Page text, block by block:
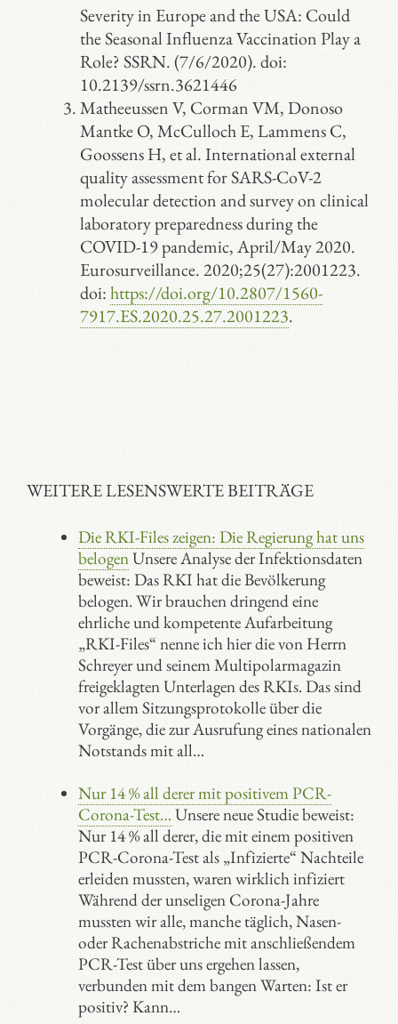
Severity in Europe and the USA: Could
the Seasonal Influenza Vaccination Play a
Role? SSRN. (7/6/2020). doi:
10.2139/ssrn.3621446
Matheeussen V, Corman VM, Donoso
Mantke O, McCulloch E, Lammens C,
Goossens H, et al. International external
quality assessment for SARS-CoV-2
molecular detection and survey on clinical
laboratory preparedness during the
COVID-19 pandemic, April/May 2020.
Eurosurveillance. 2020;25(27):2001223.
doi:https://doi.org/10.2807/1560-
7917.ES.2020.25.27.2001223.
WEITERE LESENSWERTE BEITRÄGE
Die RKI-Files zeigen: Die Regierung hat uns
belogenUnsere Analyse der Infektionsdaten
beweist: Das RKI hat die Bevölkerung
belogen. Wir brauchen dringend eine
ehrliche und kompetente Aufarbeitung
„RKI-Files“ nenne ich hier die von Herrn
Schreyer und seinem Multipolarmagazin
freigeklagten Unterlagen des RKIs. Das sind
vor allem Sitzungsprotokolle über die
Vorgänge, die zur Ausrufung eines nationalen
Notstands mit all…
Nur 14 % all derer mit positivem PCR-
Corona-Test… Unsere neue Studie beweist:
Nur 14 % all derer, die mit einem positiven
PCR-Corona-Test als „Infizierte“ Nachteile
erleiden mussten, waren wirklich infiziert
Während der unseligen Corona-Jahre
mussten wir alle, manche täglich, Nasen-
oder Rachenabstriche mit anschließendem
PCR-Test über uns ergehen lassen,
verbunden mit dem bangen Warten: Ist er
positiv? Kann…